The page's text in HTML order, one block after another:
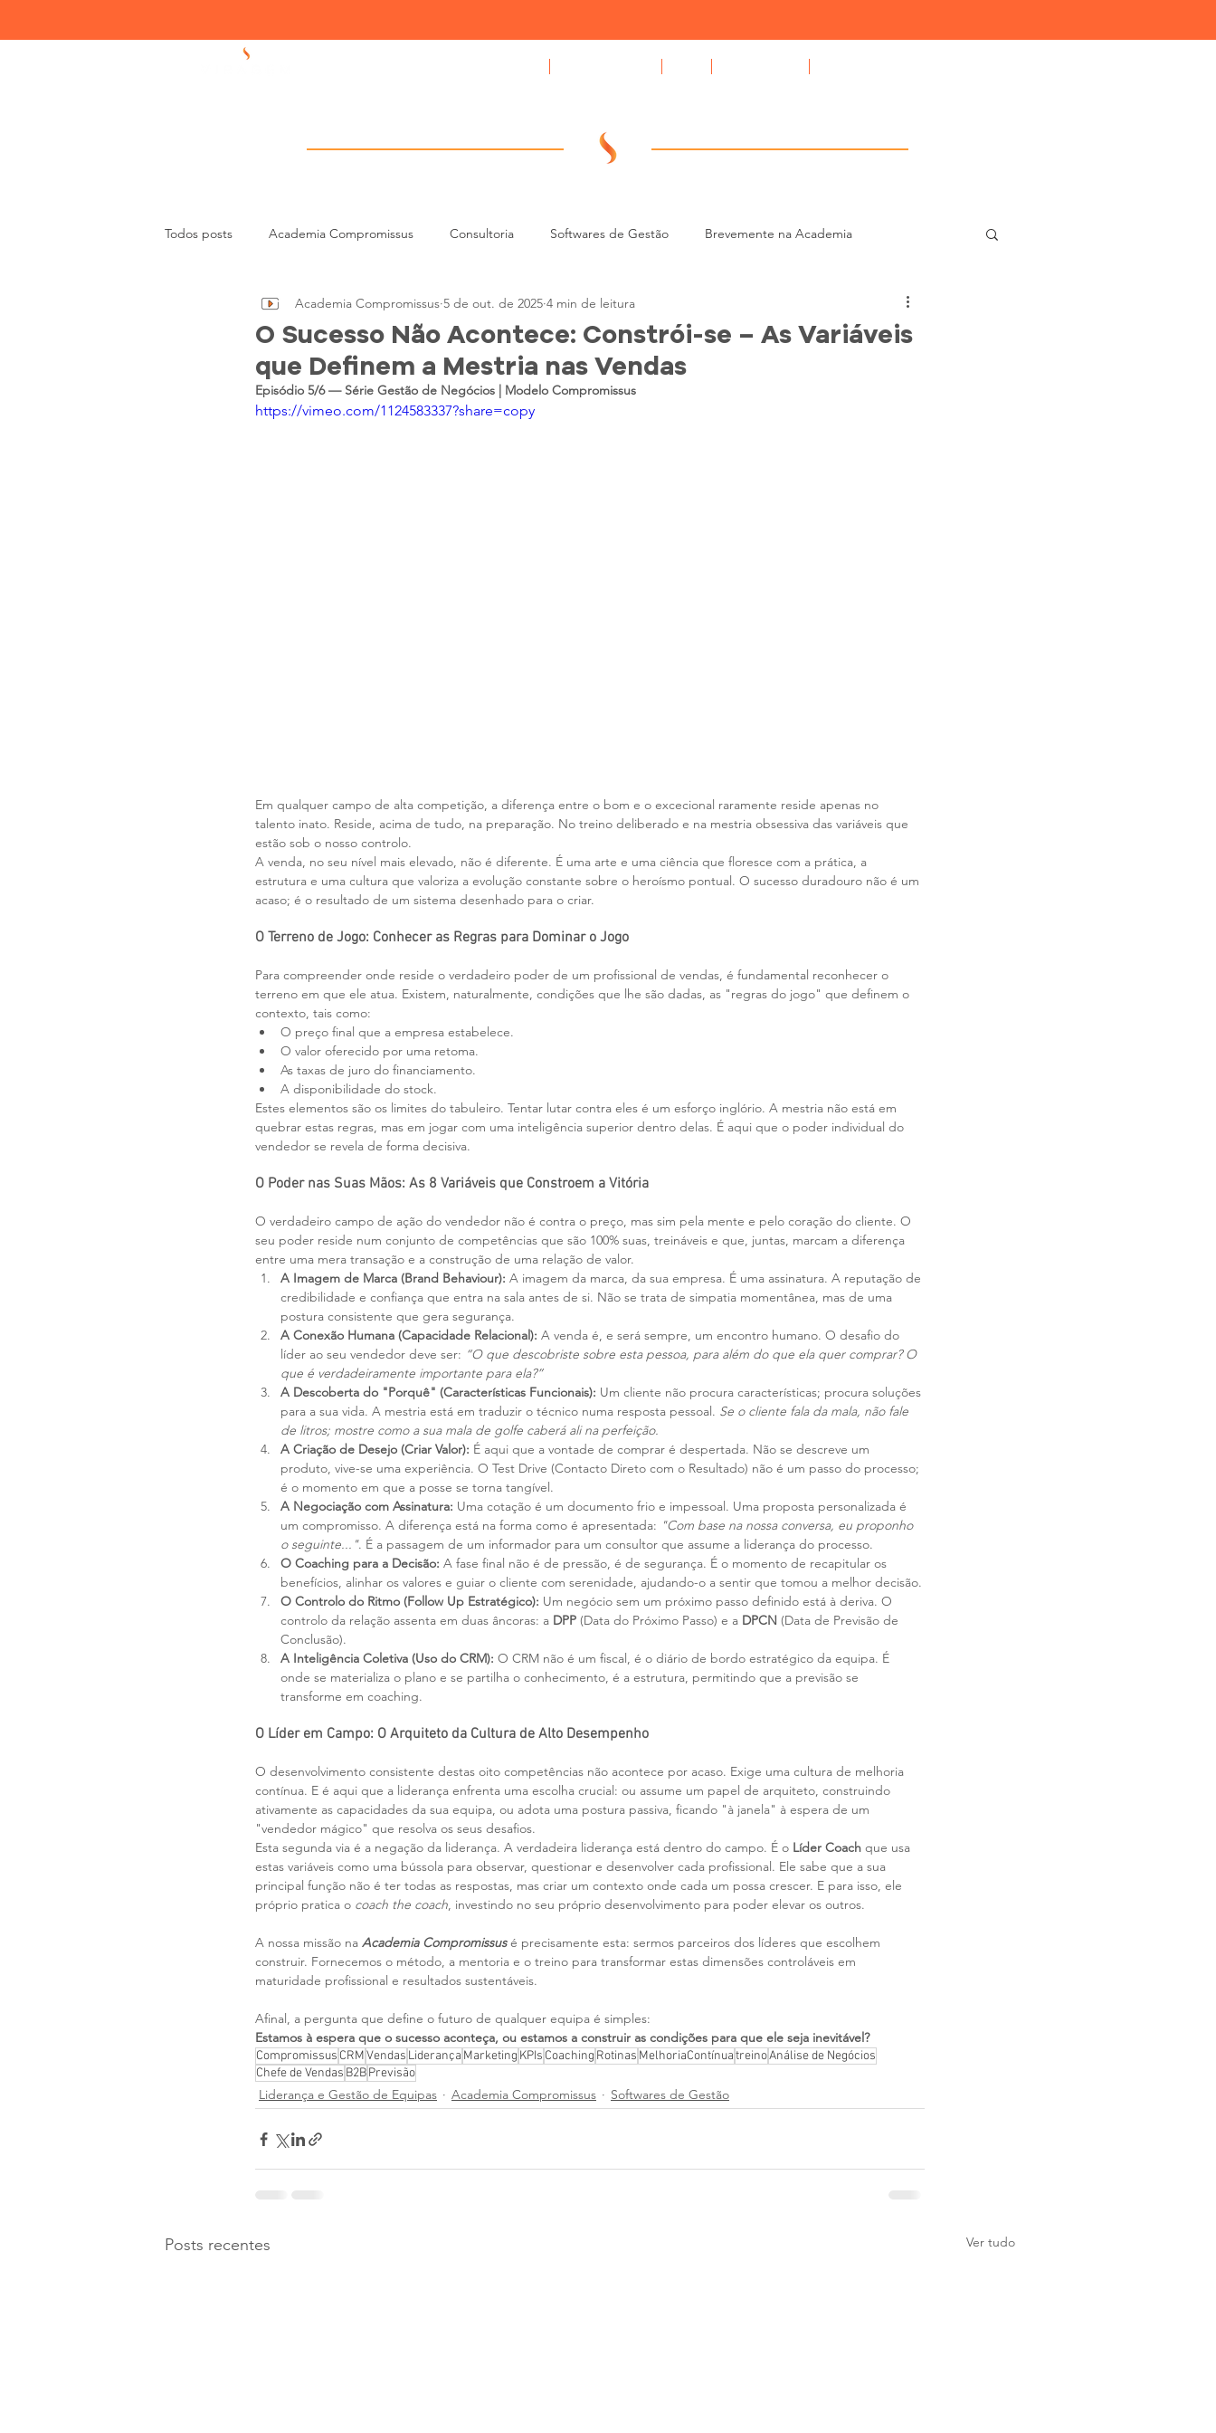
Todos posts Academia Compromissus Consultoria Softwares de Gestão Brevemente na Academia
Liderança e Gestão de Equipas CRM e Tecnologia para Stands Gestão de Leads e BDC (Contact Cent
O Sucesso Não Acontece: Constrói-se – As Variáveis
que Definem a Mestria nas Vendas
Academia Compromissus 5 de out. de 2025 4 min de leitura
Episódio 5/6 — Série Gestão de Negócios | Modelo Compromissus
https://vimeo.com/1124583337?share=copy
Em qualquer campo de alta competição, a diferença entre o bom e o excecional raramente reside apenas no
talento inato. Reside, acima de tudo, na preparação. No treino deliberado e na mestria obsessiva das variáveis que
estão sob o nosso controlo.
A venda, no seu nível mais elevado, não é diferente. É uma arte e uma ciência que floresce com a prática, a
estrutura e uma cultura que valoriza a evolução constante sobre o heroísmo pontual. O sucesso duradouro não é um
acaso; é o resultado de um sistema desenhado para o criar.
O Terreno de Jogo: Conhecer as Regras para Dominar o Jogo
Para compreender onde reside o verdadeiro poder de um profissional de vendas, é fundamental reconhecer o
terreno em que ele atua. Existem, naturalmente, condições que lhe são dadas, as "regras do jogo" que definem o
contexto, tais como:
O preço final que a empresa estabelece.
O valor oferecido por uma retoma.
As taxas de juro do financiamento.
A disponibilidade do stock.
Estes elementos são os limites do tabuleiro. Tentar lutar contra eles é um esforço inglório. A mestria não está em
quebrar estas regras, mas em jogar com uma inteligência superior dentro delas. É aqui que o poder individual do
vendedor se revela de forma decisiva.
O Poder nas Suas Mãos: As 8 Variáveis que Constroem a Vitória
O verdadeiro campo de ação do vendedor não é contra o preço, mas sim pela mente e pelo coração do cliente. O
seu poder reside num conjunto de competências que são 100% suas, treináveis e que, juntas, marcam a diferença
entre uma mera transação e a construção de uma relação de valor.
A Imagem de Marca (Brand Behaviour): A imagem da marca, da sua empresa. É uma assinatura. A reputação de
credibilidade e confiança que entra na sala antes de si. Não se trata de simpatia momentânea, mas de uma
postura consistente que gera segurança.
A Conexão Humana (Capacidade Relacional): A venda é, e será sempre, um encontro humano. O desafio do
líder ao seu vendedor deve ser: “O que descobriste sobre esta pessoa, para além do que ela quer comprar? O
que é verdadeiramente importante para ela?”
A Descoberta do "Porquê" (Características Funcionais): Um cliente não procura características; procura soluções
para a sua vida. A mestria está em traduzir o técnico numa resposta pessoal. Se o cliente fala da mala, não fale
de litros; mostre como a sua mala de golfe caberá ali na perfeição.
A Criação de Desejo (Criar Valor): É aqui que a vontade de comprar é despertada. Não se descreve um
produto, vive-se uma experiência. O Test Drive (Contacto Direto com o Resultado) não é um passo do processo;
é o momento em que a posse se torna tangível.
A Negociação com Assinatura: Uma cotação é um documento frio e impessoal. Uma proposta personalizada é
um compromisso. A diferença está na forma como é apresentada: "Com base na nossa conversa, eu proponho
o seguinte...". É a passagem de um informador para um consultor que assume a liderança do processo.
O Coaching para a Decisão: A fase final não é de pressão, é de segurança. É o momento de recapitular os
benefícios, alinhar os valores e guiar o cliente com serenidade, ajudando-o a sentir que tomou a melhor decisão.
O Controlo do Ritmo (Follow Up Estratégico): Um negócio sem um próximo passo definido está à deriva. O
controlo da relação assenta em duas âncoras: a DPP (Data do Próximo Passo) e a DPCN (Data de Previsão de
Conclusão).
A Inteligência Coletiva (Uso do CRM): O CRM não é um fiscal, é o diário de bordo estratégico da equipa. É
onde se materializa o plano e se partilha o conhecimento, é a estrutura, permitindo que a previsão se
transforme em coaching.
O Líder em Campo: O Arquiteto da Cultura de Alto Desempenho
O desenvolvimento consistente destas oito competências não acontece por acaso. Exige uma cultura de melhoria
contínua. E é aqui que a liderança enfrenta uma escolha crucial: ou assume um papel de arquiteto, construindo
ativamente as capacidades da sua equipa, ou adota uma postura passiva, ficando "à janela" à espera de um
"vendedor mágico" que resolva os seus desafios.
Esta segunda via é a negação da liderança. A verdadeira liderança está dentro do campo. É o Líder Coach que usa
estas variáveis como uma bússola para observar, questionar e desenvolver cada profissional. Ele sabe que a sua
principal função não é ter todas as respostas, mas criar um contexto onde cada um possa crescer. E para isso, ele
próprio pratica o coach the coach, investindo no seu próprio desenvolvimento para poder elevar os outros.
A nossa missão na Academia Compromissus é precisamente esta: sermos parceiros dos líderes que escolhem
construir. Fornecemos o método, a mentoria e o treino para transformar estas dimensões controláveis em
maturidade profissional e resultados sustentáveis.
Afinal, a pergunta que define o futuro de qualquer equipa é simples:
Estamos à espera que o sucesso aconteça, ou estamos a construir as condições para que ele seja inevitável?
Compromissus CRMVendas Liderança Marketing KPIs Coaching Rotinas MelhoriaContínuatreinoAnálise de Negócios
Chefe de Vendas B2BPrevisão
Liderança e Gestão de Equipas Academia Compromissus Softwares de Gestão
Posts recentes Ver tudo